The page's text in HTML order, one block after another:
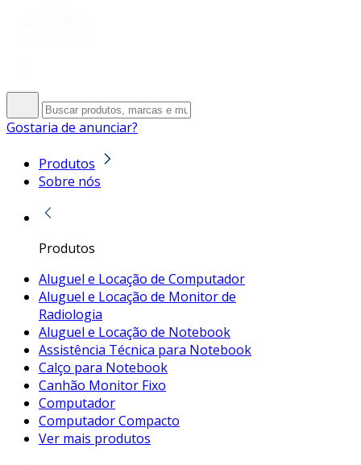
Gostaria de anunciar?
Produtos
Sobre nós
Produtos
Aluguel e Locação de Computador
Aluguel e Locação de Monitor de
Radiologia
Aluguel e Locação de Notebook
Assistência Técnica para Notebook
Calço para Notebook
Canhão Monitor Fixo
Computador
Computador Compacto
Ver mais produtos